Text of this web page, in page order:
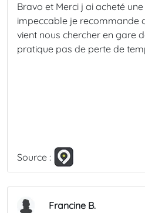
Bravo et Merci j ai acheté
impeccable je recommande
vient nous chercher en gare
pratique pas de perte de
Source :
Francine B.